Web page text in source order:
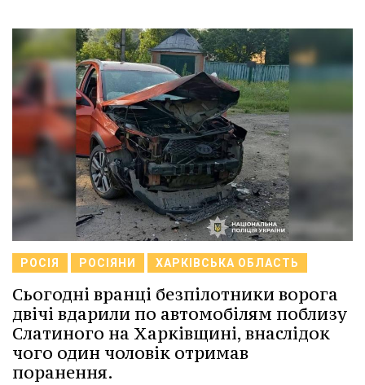
РОСІЯ РОСІЯНИ ХАРКІВСЬКА ОБЛАСТЬ
Сьогодні вранці безпілотники ворога
двічі вдарили по автомобілям поблизу
Слатиного на Харківщині, внаслідок
чого один чоловік отримав
поранення.